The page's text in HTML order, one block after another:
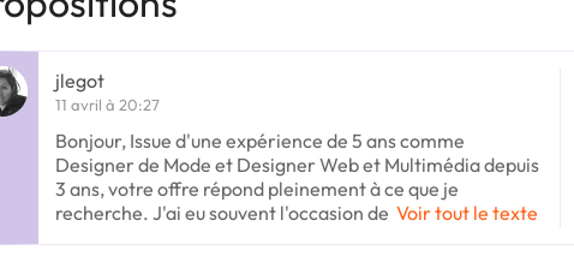
jlegot
11 avril à 20:27
Bonjour, Issue d'une expérience de 5 ans comme
Designer de Mode et Designer Web et Multimédia depuis
3 ans, votre offre répond pleinement à ce que je
recherche. J'ai eu souvent l'occasion de Voir tout le texte